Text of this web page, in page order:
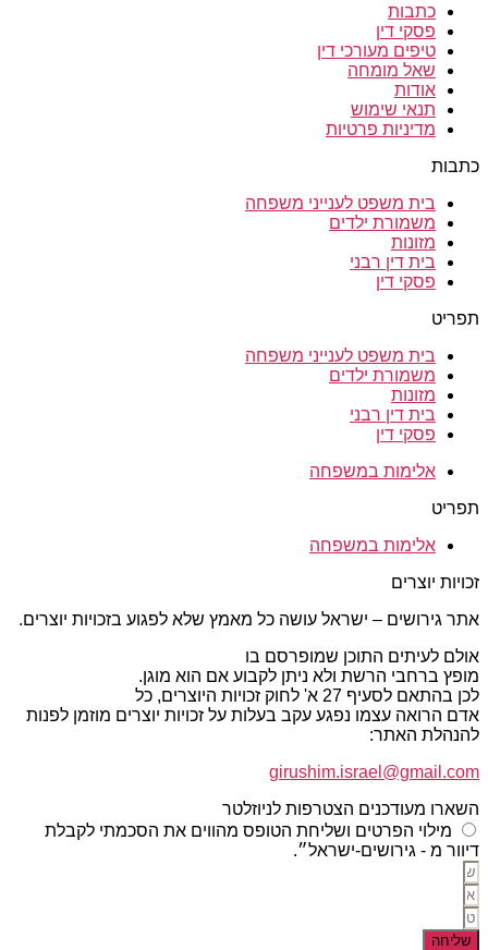
כתבות
פסקי דין
טיפים מעורכי דין
שאל מומחה
אודות
תנאי שימוש
מדיניות פרטיות
כתבות
בית משפט לענייני משפחה
משמורת ילדים
מזונות
בית דין רבני
פסקי דין
תפריט
בית משפט לענייני משפחה
משמורת ילדים
מזונות
בית דין רבני
פסקי דין
אלימות במשפחה
תפריט
אלימות במשפחה
זכויות יוצרים
אתר גירושים – ישראל עושה כל מאמץ שלא לפגוע בזכויות יוצרים.
אולם לעיתים התוכן שמופרסם בו
מופץ ברחבי הרשת ולא ניתן לקבוע אם הוא מוגן.
לכן בהתאם לסעיף 27 א' לחוק זכויות היוצרים, כל
אדם הרואה עצמו נפגע עקב בעלות על זכויות יוצרים מוזמן לפנות
להנהלת האתר:
girushim.israel@gmail.com
השארו מעודכנים הצטרפות לניוזלטר
מילוי הפרטים ושליחת הטופס מהווים את הסכמתי לקבלת
דיוור מ - גירושים-ישראל״.
שליחה